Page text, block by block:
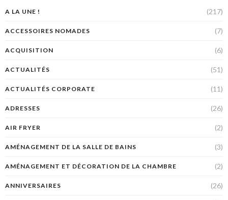
A LA UNE ! (217)
ACCESSOIRES NOMADES (7)
ACQUISITION (6)
ACTUALITÉS (51)
ACTUALITÉS CORPORATE (11)
ADRESSES (26)
AIR FRYER (2)
AMÉNAGEMENT DE LA SALLE DE BAINS (3)
AMÉNAGEMENT ET DÉCORATION DE LA CHAMBRE (2)
ANNIVERSAIRES (26)